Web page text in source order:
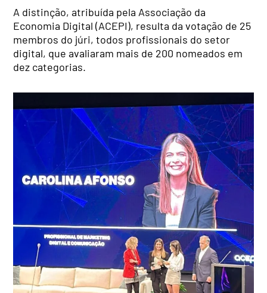
A distinção, atribuída pela Associação da
Economia Digital (ACEPI), resulta da votação de 25
membros do júri, todos profissionais do setor
digital, que avaliaram mais de 200 nomeados em
dez categorias.